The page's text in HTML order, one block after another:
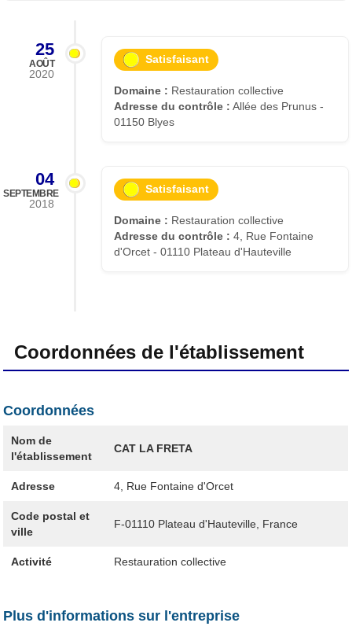
25
AOÛT
2020
Satisfaisant
Domaine : Restauration collective
Adresse du contrôle : Allée des Prunus -
01150 Blyes
04
SEPTEMBRE
2018
Satisfaisant
Domaine : Restauration collective
Adresse du contrôle : 4, Rue Fontaine
d'Orcet - 01110 Plateau d'Hauteville
Coordonnées de l'établissement
Coordonnées
Nom de
l'établissement
CAT LA FRETA
Adresse 4, Rue Fontaine d'Orcet
Code postal et
ville
F-01110 Plateau d'Hauteville, France
Activité Restauration collective
Plus d'informations sur l'entreprise